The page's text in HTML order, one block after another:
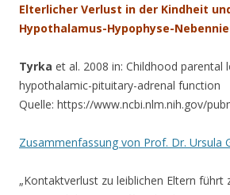
Elterlicher Verlust in der Kindheit
Hypothalamus-Hypophyse-
Tyrka et al. 2008 in: Childhood parental
hypothalamic-pituitary-adrenal function
Quelle: https://www.ncbi.nlm.nih.gov/
Zusammenfassung von Prof. Dr. Ursula
„Kontaktverlust zu leiblichen Eltern führt